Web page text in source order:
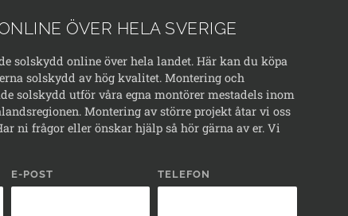
ÖVER HELA SVERIGE
solskydd online över hela landet. Här kan du köpa
solskydd av hög kvalitet. Montering och
solskydd utför våra egna montörer mestadels inom
Montering av större projekt åtar vi oss
ni frågor eller önskar hjälp så hör gärna av er. Vi
E-POST TELEFON